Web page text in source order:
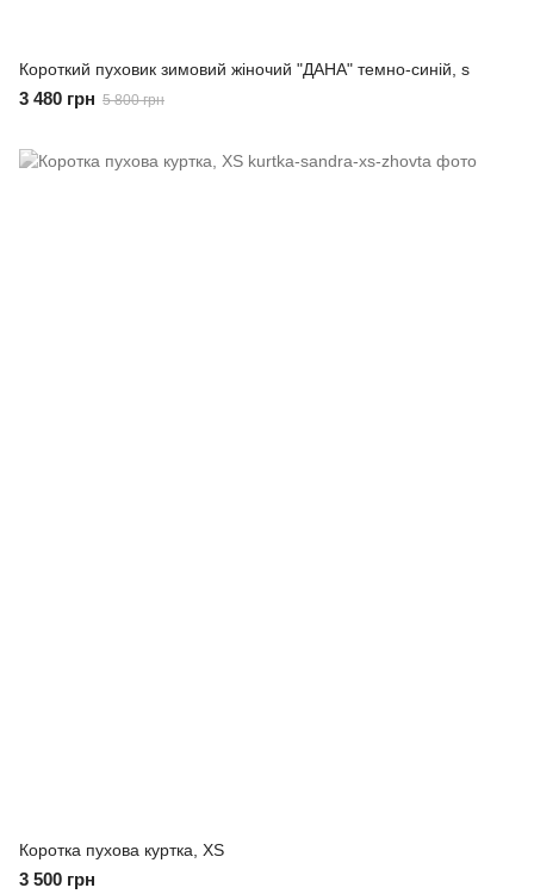
Короткий пуховик зимовий жіночий "ДАНА" темно-синій, s
3 480 грн 5 800 грн
Коротка пухова куртка, XS
3 500 грн